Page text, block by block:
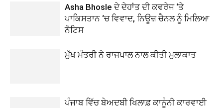
Asha Bhosle ਦੇ ਦੇਹਾਂਤ ਦੀ ਕਵਰੇਜ ‘ਤੇ
ਪਾਕਿਸਤਾਨ ‘ਚ ਵਿਵਾਦ, ਨਿਊਜ਼ ਚੈਨਲ ਨੂੰ ਮਿਲਿਆ
ਨੋਟਿਸ
ਮੁੱਖ ਮੰਤਰੀ ਨੇ ਰਾਜਪਾਲ ਨਾਲ ਕੀਤੀ ਮੁਲਾਕਾਤ
ਪੰਜਾਬ ਵਿੱਚ ਬੇਅਦਬੀ ਖਿਲਾਫ਼ ਕਾਨੂੰਨੀ ਕਾਰਵਾਈ